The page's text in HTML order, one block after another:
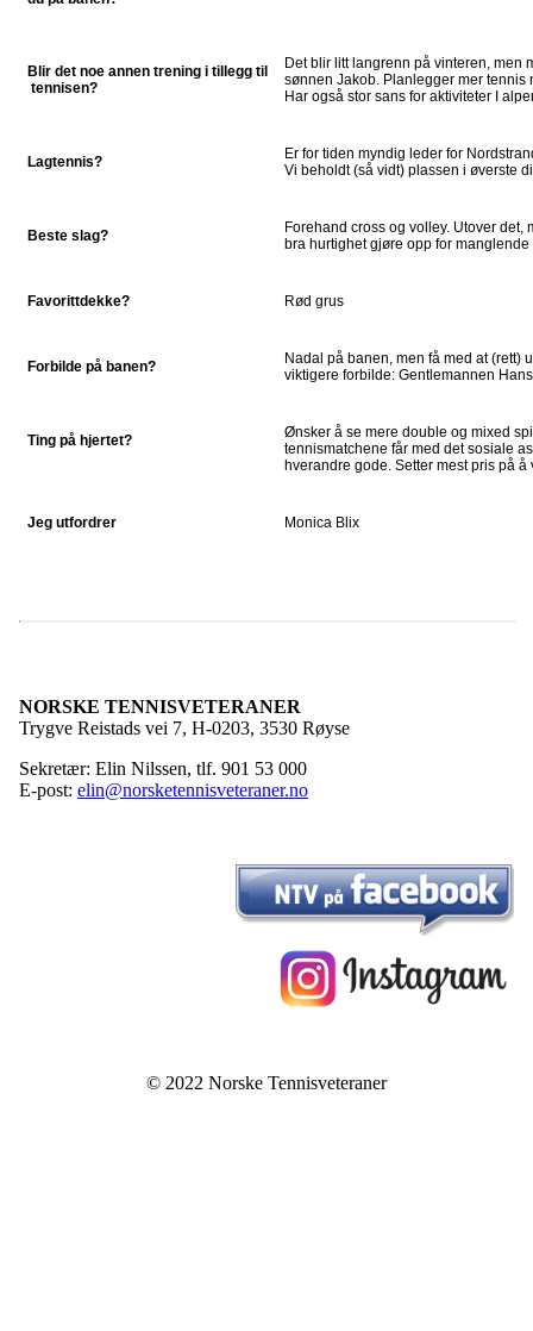
Blir det noe annen trening i tillegg til
tennisen?
Det blir litt langrenn på vinteren, men
sønnen Jakob. Planlegger mer tennis
Har også stor sans for aktiviteter I
Lagtennis?
Er for tiden myndig leder for
Vi beholdt (så vidt) plassen i øverste
Beste slag?
Forehand cross og volley. Utover det,
bra hurtighet gjøre opp for
Favorittdekke? Rød grus
Forbilde på banen?
Nadal på banen, men få med at (rett)
viktigere forbilde: Gentlemannen
Ting på hjertet?
Ønsker å se mere double og mixed
tennismatchene får med det sosiale
hverandre gode. Setter mest pris på
Jeg utfordrer Monica Blix
NORSKE TENNISVETERANER
Trygve Reistads vei 7, H-0203, 3530 Røyse
Sekretær: Elin Nilssen, tlf. 901 53 000
E-post: elin@norsketennisveteraner.no
© 2022 Norske Tennisveteraner